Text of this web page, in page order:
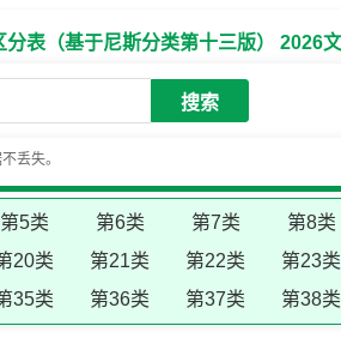
表（基于尼斯分类第十三版） 2026
搜索
丢失。
第5类 第6类 第7类 第8类
20类 第21类 第22类 第23类
35类 第36类 第37类 第38类